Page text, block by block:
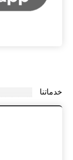
خدماتنا